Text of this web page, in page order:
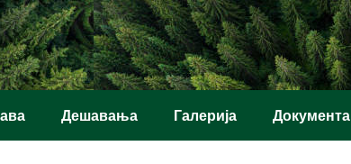
Дешавања Галерија Документа